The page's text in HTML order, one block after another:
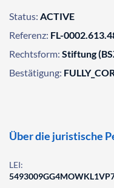
Status: ACTIVE
Referenz: FL-
Rechtsform: Stiftung
Bestätigung:
Über die juristische
LEI: